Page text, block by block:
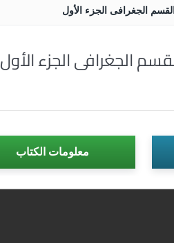
الجغرافى الجزء الأول
الجغرافى الجزء الأول
معلومات الكتاب